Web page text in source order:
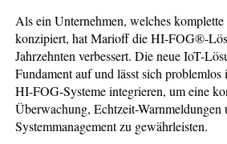
Als ein Unternehmen, welches
konzipiert, hat Marioff die HI-FOG®-
Jahrzehnten verbessert. Die neue IoT-
Fundament auf und lässt sich problemlos
HI-FOG-Systeme integrieren, um eine
Überwachung, Echtzeit-Warnmeldungen
Systemmanagement zu gewährleisten.